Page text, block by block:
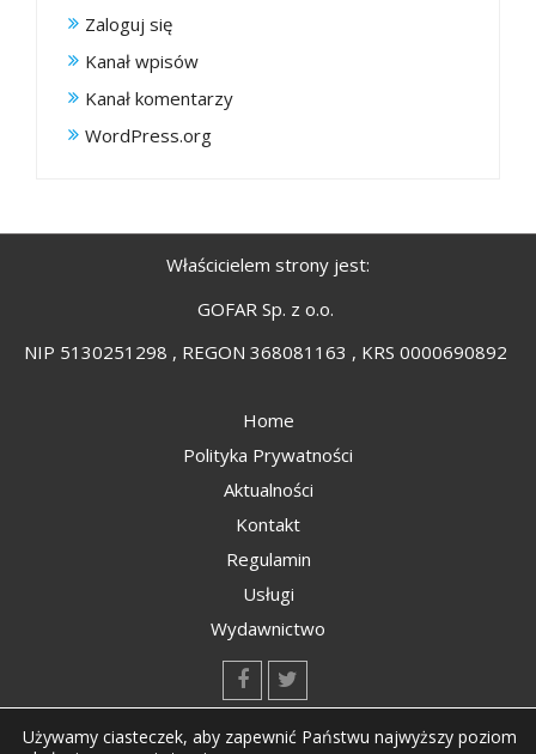
Zaloguj się
Kanał wpisów
Kanał komentarzy
WordPress.org
Właścicielem strony jest:
GOFAR Sp. z o.o.
NIP 5130251298 , REGON 368081163 , KRS 0000690892
Home
Polityka Prywatności
Aktualności
Kontakt
Regulamin
Usługi
Wydawnictwo
Używamy ciasteczek, aby zapewnić Państwu najwyższy poziom